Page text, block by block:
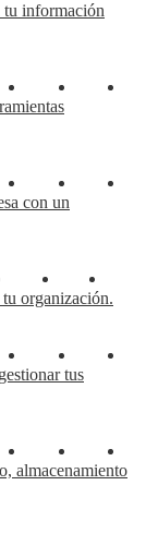
tu información
con un
organización.
tus
almacenamiento